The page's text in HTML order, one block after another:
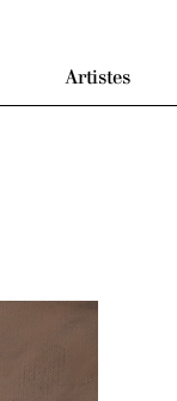
Artistes